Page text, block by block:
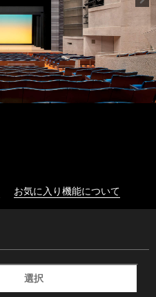
お気に入り機能について
選択